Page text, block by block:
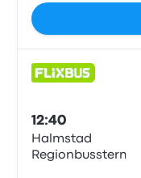
12:40
Halmstad
Regionbussterm